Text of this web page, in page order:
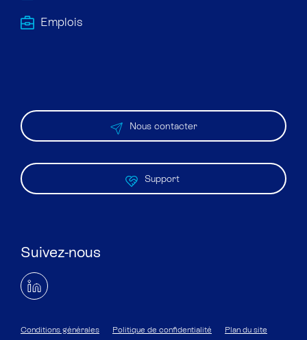
Emploi​s
Nous contacter
Support
Suivez-nous
Conditions générales Politique de confidentialité Plan du site